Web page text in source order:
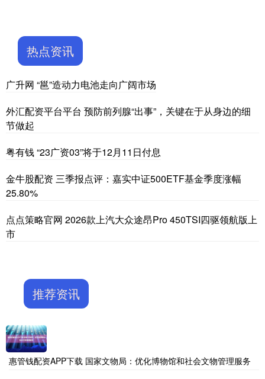
热点资讯
广升网 “邕”造动力电池走向广阔市场
外汇配资平台平台 预防前列腺“出事”，关键在于从身边的细
节做起
粤有钱 “23广资03”将于12月11日付息
金牛股配资 三季报点评：嘉实中证500ETF基金季度涨幅
25.80%
点点策略官网 2026款上汽大众途昂Pro 450TSI四驱领航版上
市
推荐资讯
惠管钱配资APP下载 国家文物局：优化博物馆和社会文物管理服务